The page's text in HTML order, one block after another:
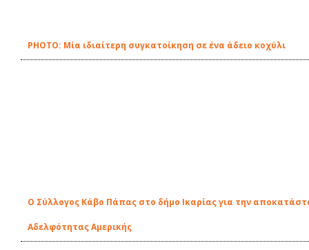
PHOTO: Μία ιδιαίτερη συγκατοίκηση σε ένα άδειο κοχύλι
Ο Σύλλογος Κάβο Πάπας στο δήμο Ικαρίας για την
Αδελφότητας Αμερικής